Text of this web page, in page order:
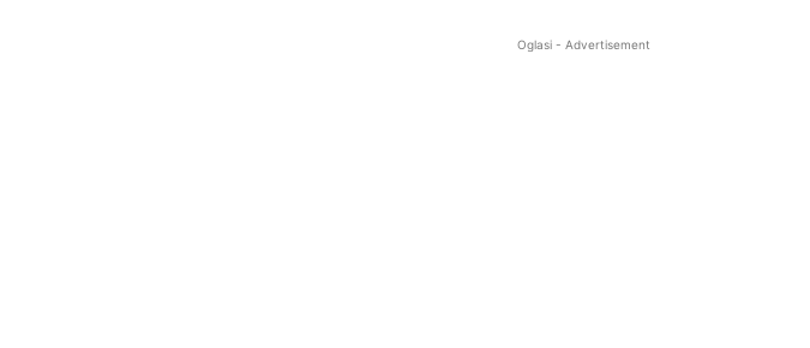
Oglasi - Advertisement